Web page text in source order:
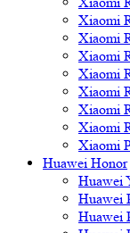
Xiaomi
Xiaomi
Xiaomi
Xiaomi
Xiaomi
Xiaomi
Xiaomi
Xiaomi
Huawei Honor
Huawei
Huawei
Huawei